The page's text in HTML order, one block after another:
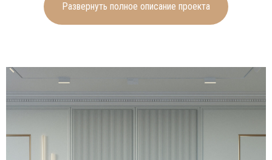
который разбавляется
различными декоративными
панелями. На полах уложен
светлый деревянный паркет.
натуральный камень, в
Развернуть полное описание проекта